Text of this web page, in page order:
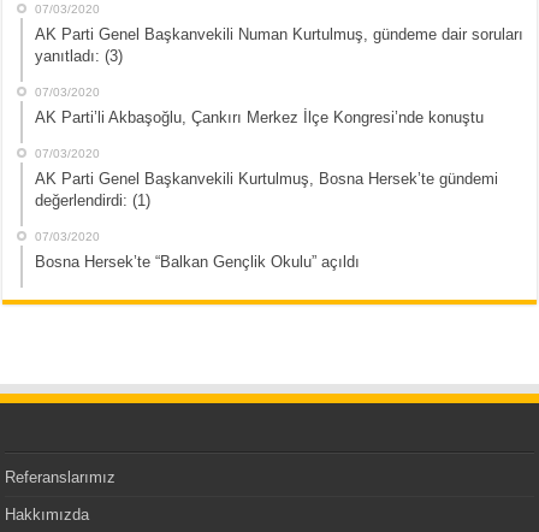
07/03/2020
AK Parti Genel Başkanvekili Numan Kurtulmuş, gündeme dair soruları
yanıtladı: (3)
07/03/2020
AK Parti’li Akbaşoğlu, Çankırı Merkez İlçe Kongresi’nde konuştu
07/03/2020
AK Parti Genel Başkanvekili Kurtulmuş, Bosna Hersek’te gündemi
değerlendirdi: (1)
07/03/2020
Bosna Hersek’te “Balkan Gençlik Okulu” açıldı
Referanslarımız
Hakkımızda